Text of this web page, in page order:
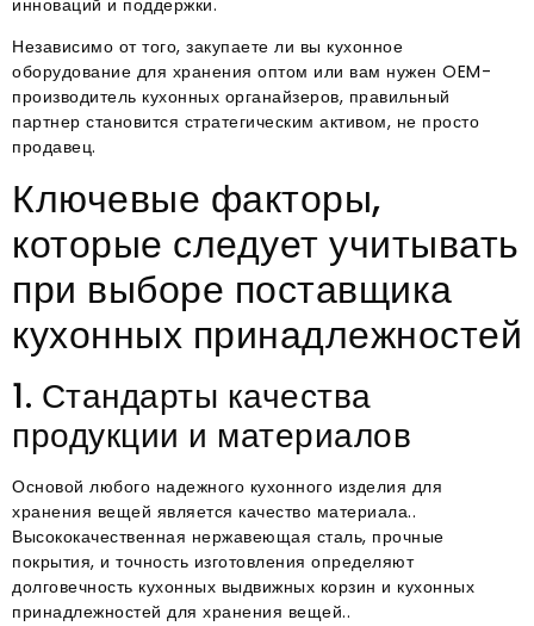
Независимо от того, закупаете ли вы кухонное
оборудование для хранения оптом или вам нужен OEM-
производитель кухонных органайзеров, правильный
партнер становится стратегическим активом, не просто
продавец.
Ключевые факторы,
которые следует учитывать
при выборе поставщика
кухонных принадлежностей
1. Стандарты качества
продукции и материалов
Основой любого надежного кухонного изделия для
хранения вещей является качество материала..
Высококачественная нержавеющая сталь, прочные
покрытия, и точность изготовления определяют
долговечность кухонных выдвижных корзин и кухонных
принадлежностей для хранения вещей..